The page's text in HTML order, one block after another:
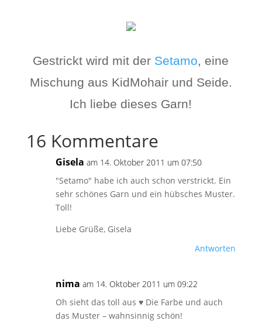
Gestrickt wird mit der Setamo, eine
Mischung aus KidMohair und Seide.
Ich liebe dieses Garn!
16 Kommentare
Gisela am 14. Oktober 2011 um 07:50
"Setamo" habe ich auch schon verstrickt. Ein
sehr schönes Garn und ein hübsches Muster.
Toll!
Liebe Grüße, Gisela
Antworten
nima am 14. Oktober 2011 um 09:22
Oh sieht das toll aus ♥ Die Farbe und auch
das Muster – wahnsinnig schön!